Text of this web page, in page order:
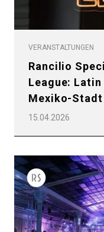
VERANSTALTUNGEN
Rancilio
League:
Mexiko-Stadt
15.04.2026